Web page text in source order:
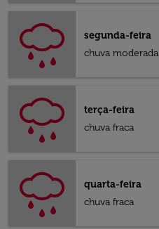
segunda-feira
chuva moderada
terça-feira
chuva fraca
quarta-feira
chuva fraca